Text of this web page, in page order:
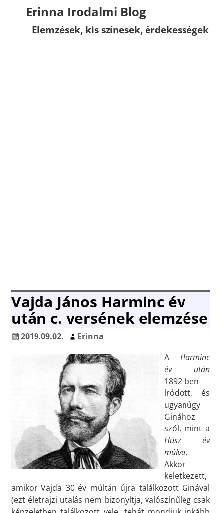
Erinna Irodalmi Blog
Elemzések, kis színesek, érdekességek
Vajda János Harminc év
után c. versének elemzése
2019.09.02.
Erinna
AHarminc
év után
1892-ben
íródott, és
ugyanúgy
Ginához
szól, mint a
Húsz év
múlva.
Akkor
keletkezett,
amikor Vajda 30 év múltán újra találkozott Ginával
(ezt életrajzi utalás nem bizonyítja, valószínűleg csak